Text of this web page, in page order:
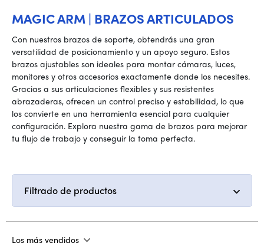
MAGIC ARM | BRAZOS ARTICULADOS
Con nuestros brazos de soporte, obtendrás una gran
versatilidad de posicionamiento y un apoyo seguro. Estos
brazos ajustables son ideales para montar cámaras, luces,
monitores y otros accesorios exactamente donde los necesites.
Gracias a sus articulaciones flexibles y sus resistentes
abrazaderas, ofrecen un control preciso y estabilidad, lo que
los convierte en una herramienta esencial para cualquier
configuración. Explora nuestra gama de brazos para mejorar
tu flujo de trabajo y conseguir la toma perfecta.
Filtrado de productos
Los más vendidos